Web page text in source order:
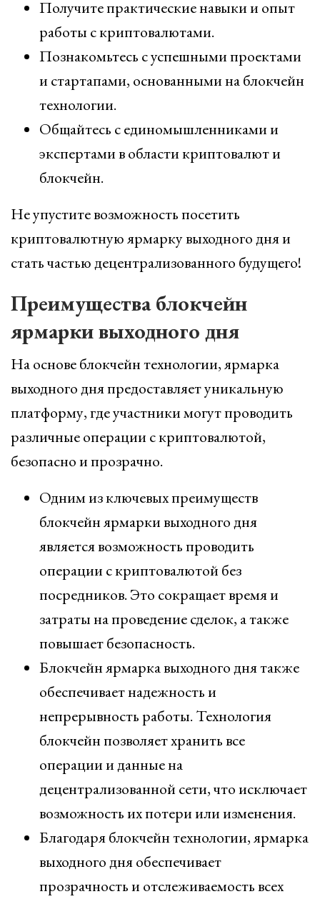
Получите практические навыки и опыт
работы с криптовалютами.
Познакомьтесь с успешными проектами
и стартапами, основанными на блокчейн
технологии.
Общайтесь с единомышленниками и
экспертами в области криптовалют и
блокчейн.
Не упустите возможность посетить
криптовалютную ярмарку выходного дня и
стать частью децентрализованного будущего!
Преимущества блокчейн
ярмарки выходного дня
На основе блокчейн технологии, ярмарка
выходного дня предоставляет уникальную
платформу, где участники могут проводить
различные операции с криптовалютой,
безопасно и прозрачно.
Одним из ключевых преимуществ
блокчейн ярмарки выходного дня
является возможность проводить
операции с криптовалютой без
посредников. Это сокращает время и
затраты на проведение сделок, а также
повышает безопасность.
Блокчейн ярмарка выходного дня также
обеспечивает надежность и
непрерывность работы. Технология
блокчейн позволяет хранить все
операции и данные на
децентрализованной сети, что исключает
возможность их потери или изменения.
Благодаря блокчейн технологии, ярмарка
выходного дня обеспечивает
прозрачность и отслеживаемость всех